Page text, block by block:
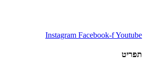
Instagram Facebook-fYoutube
תפריט